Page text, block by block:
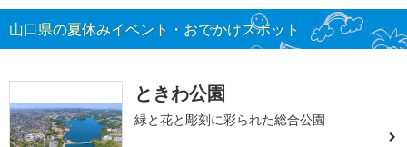
山口県の夏休みイベント・おでかけスポット
ときわ公園
緑と花と彫刻に彩られた総合公園